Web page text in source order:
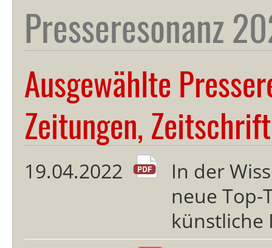
Presseresonanz
Ausgewählte
Zeitungen,
19.04.2022
In der
neue Top-
künstliche